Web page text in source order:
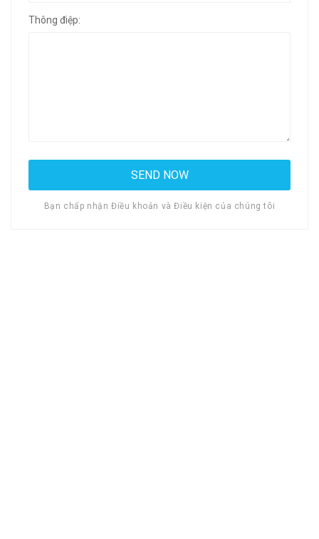
Thông điệp:
Bạn chấp nhận Điều khoản và Điều kiện của chúng tôi